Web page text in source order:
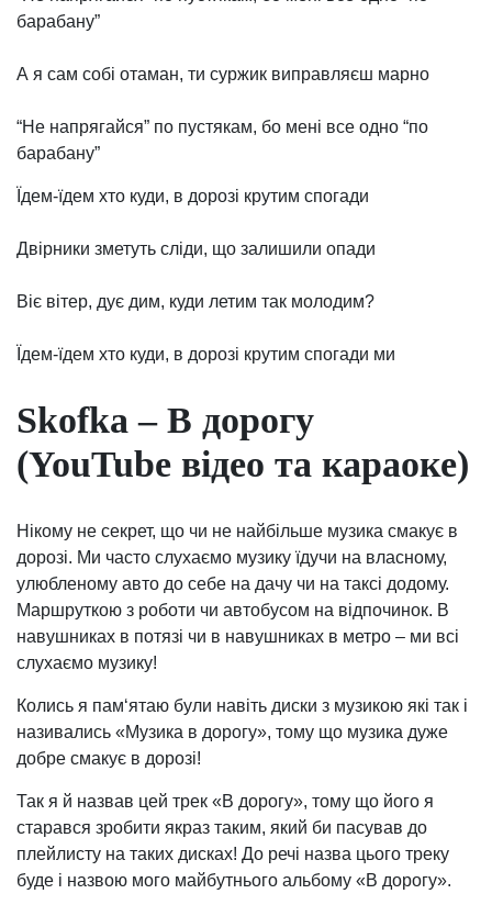
барабану”
А я сам собі отаман, ти суржик виправляєш марно
“Не напрягайся” по пустякам, бо мені все одно “по
барабану”
Їдем-їдем хто куди, в дорозі крутим спогади
Двірники зметуть сліди, що залишили опади
Віє вітер, дує дим, куди летим так молодим?
Їдем-їдем хто куди, в дорозі крутим спогади ми
Skofka – В дорогу
(YouTube відео та караоке)
Нікому не секрет, що чи не найбільше музика смакує в
дорозі. Ми часто слухаємо музику їдучи на власному,
улюбленому авто до себе на дачу чи на таксі додому.
Маршруткою з роботи чи автобусом на відпочинок. В
навушниках в потязі чи в навушниках в метро – ми всі
слухаємо музику!
Колись я пам‘ятаю були навіть диски з музикою які так і
називались «Музика в дорогу», тому що музика дуже
добре смакує в дорозі!
Так я й назвав цей трек «В дорогу», тому що його я
старався зробити якраз таким, який би пасував до
плейлисту на таких дисках! До речі назва цього треку
буде і назвою мого майбутнього альбому «В дорогу».